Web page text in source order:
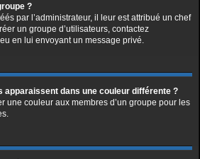
?
par l’administrateur, il leur est attribué un chef
un groupe d’utilisateurs, contactez
en lui envoyant un message privé.
apparaissent dans une couleur différente ?
une couleur aux membres d’un groupe pour les